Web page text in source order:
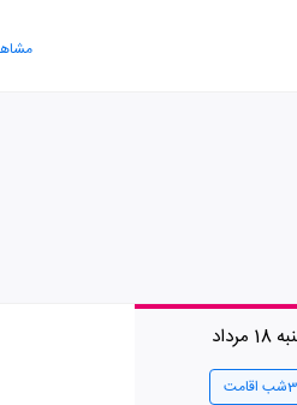
مرداد
3شب اقامت